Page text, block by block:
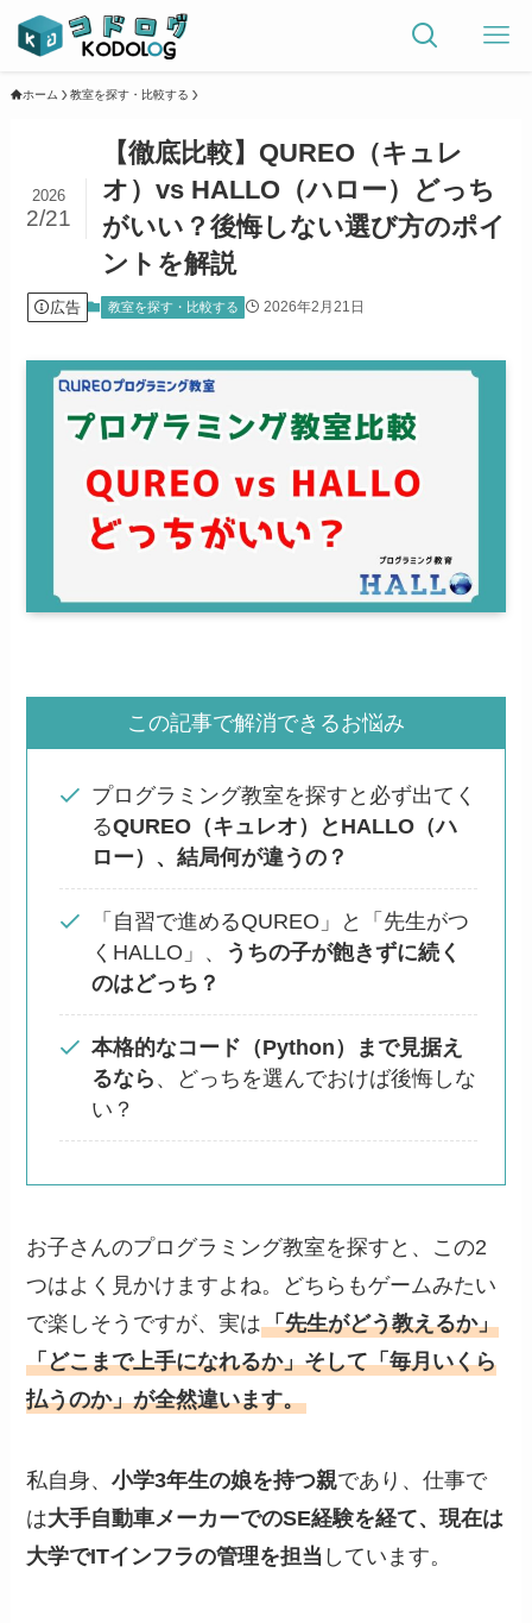
ホーム 教室を探す・比較する
【徹底比較】QUREO（キュレ
オ）vs HALLO（ハロー）どっち
がいい？後悔しない選び方のポイ
ントを解説
2026
2/21
広告 教室を探す・比較する 2026年2月21日
この記事で解消できるお悩み
プログラミング教室を探すと必ず出てく
るQUREO（キュレオ）とHALLO（ハ
ロー）、結局何が違うの？
「自習で進めるQUREO」と「先生がつ
くHALLO」、
うちの子が飽きずに続く
のはどっち？
本格的なコード（Python）まで見据え
るなら 、どっちを選んでおけば後悔しな
い？
お子さんのプログラミング教室を探すと、この2
つはよく見かけますよね。どちらもゲームみたい
で楽しそうですが、実は「先生がどう教えるか」
「どこまで上手になれるか」そして「毎月いくら
払うのか」が全然違います。
私自身、小学3年生の娘を持つ親であり、仕事で
は大手自動車メーカーでのSE経験を経て、現在は
大学でITインフラの管理を担当 しています。